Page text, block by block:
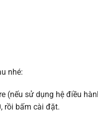
nhé:
(nếu sử dụng hệ điều
rồi bấm cài đặt.